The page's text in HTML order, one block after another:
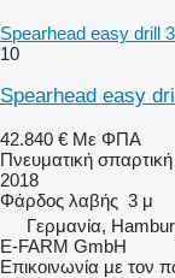
Spearhead easy drill
10
Spearhead easy
42.840 € Με ΦΠΑ
Πνευματική
2018
Φάρδος λαβής 3 μ
Γερμανία,
E-FARM GmbH
Επικοινωνία με τον